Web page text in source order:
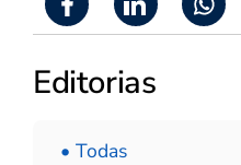
Editorias
• Todas